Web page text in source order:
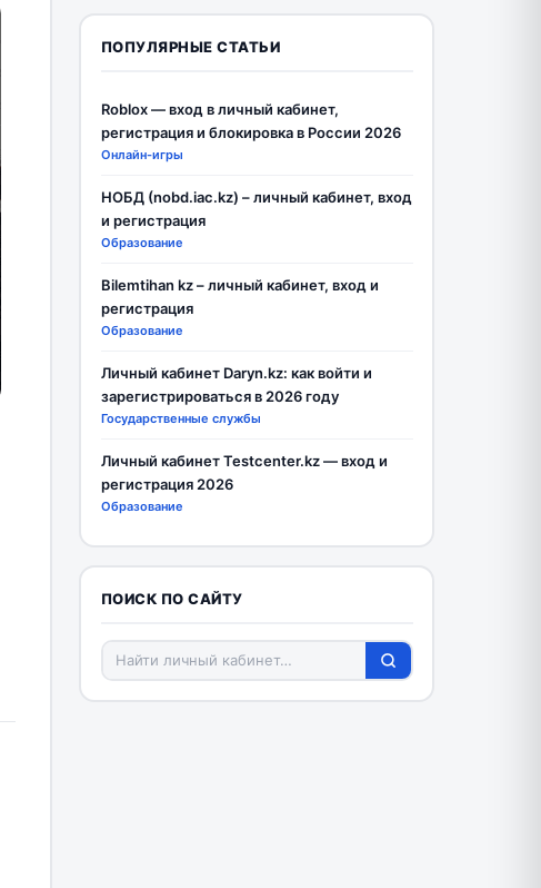
ПОПУЛЯРНЫЕ СТАТЬИ
Roblox — вход в личный кабинет,
регистрация и блокировка в России 2026
Онлайн-игры
НОБД (nobd.iac.kz) – личный кабинет, вход
и регистрация
Образование
Bilemtihan kz – личный кабинет, вход и
регистрация
Образование
Личный кабинет Daryn.kz: как войти и
зарегистрироваться в 2026 году
Государственные службы
Личный кабинет Testcenter.kz — вход и
регистрация 2026
Образование
ПОИСК ПО САЙТУ